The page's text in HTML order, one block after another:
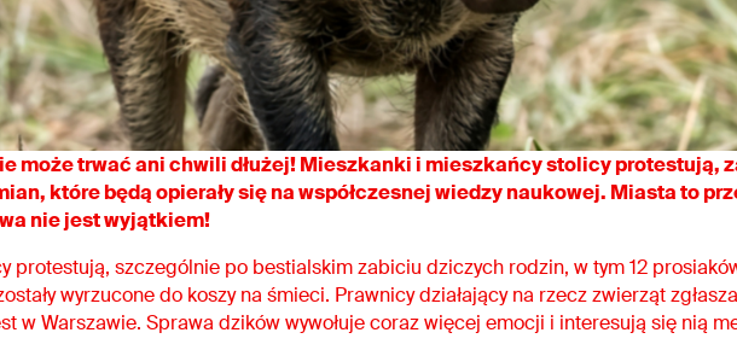
może trwać ani chwili dłużej! Mieszkanki i mieszkańcy stolicy protestują,
które będą opierały się na współczesnej wiedzy naukowej. Miasta to
nie jest wyjątkiem!
protestują, szczególnie po bestialskim zabiciu dziczych rodzin, w tym 12
wyrzucone do koszy na śmieci. Prawnicy działający na rzecz zwierząt
w Warszawie. Sprawa dzików wywołuje coraz więcej emocji i interesują się nią